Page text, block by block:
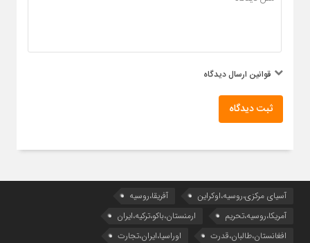
قوانین ارسال دیدگاه
ثبت دیدگاه
آسیای مرکزی،روسیه،اوکراین
آفریقا،روسیه
آمریکا،روسیه،تحریم
ارمنستان،باکو،ترکیه،ایران
افغانستان،طالبان،قدرت
اوراسیا،ایران،تجارت